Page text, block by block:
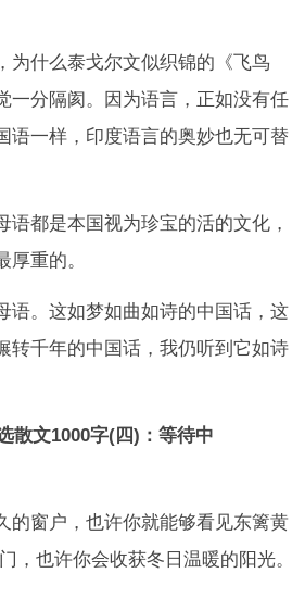
什么泰戈尔文似织锦的《飞鸟
一分隔阂。因为语言，正如没有任
语一样，印度语言的奥妙也无可替
都是本国视为珍宝的活的文化，
厚重的。
。这如梦如曲如诗的中国话，这
转千年的中国话，我仍听到它如诗
文1000字(四)：等待中
窗户，也许你就能够看见东篱黄
，也许你会收获冬日温暖的阳光。